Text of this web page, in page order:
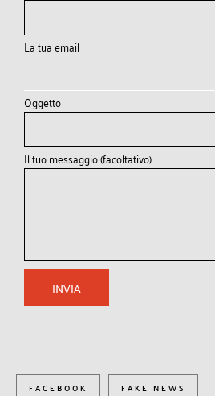
La tua email
Oggetto
Il tuo messaggio (facoltativo)
FACEBOOK FAKE NEWS